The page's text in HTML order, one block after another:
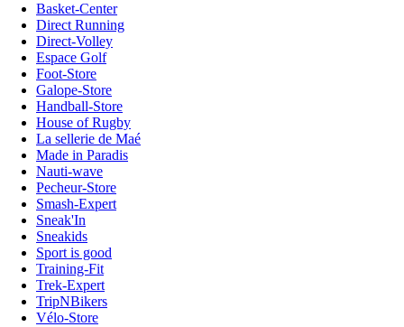
Basket-Center
Direct Running
Direct-Volley
Espace Golf
Foot-Store
Galope-Store
Handball-Store
House of Rugby
La sellerie de Maé
Made in Paradis
Nauti-wave
Pecheur-Store
Smash-Expert
Sneak'In
Sneakids
Sport is good
Training-Fit
Trek-Expert
TripNBikers
Vélo-Store